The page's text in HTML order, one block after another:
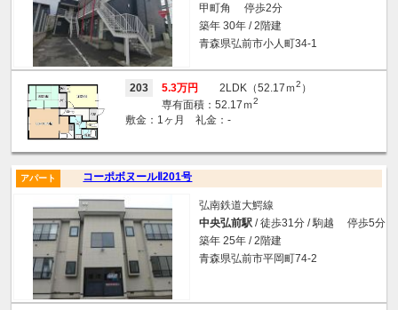
甲町角 停歩2分
築年 30年 / 2階建
青森県弘前市小人町34-1
203 5.3万円 2LDK（52.17ｍ2 ）
専有面積：52.17ｍ2
敷金：1ヶ月 礼金：-
コーポボヌールⅡ201号
アパート
弘南鉄道大鰐線
中央弘前駅 / 徒歩31分 / 駒越 停歩5分
築年 25年 / 2階建
青森県弘前市平岡町74-2